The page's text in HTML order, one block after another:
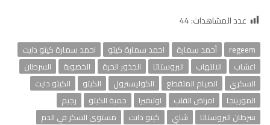
عدد المشاهدات:44
regeem أحمد سمارة احمد سمارة كيتو
احمد سمارة كيتو دايت
اعشاب
الالتهاب البروستاتا الجذور الحرة الخصوبة
السرطان
السكري
الصيام المتقطع الكوليسترول الكيتو
الكيتو دايت
المورينجا
امراض القلب اوليفيرا حمية الكيتو
رجيم
سرطان البروستاتا
شاي كيتو دايت
مستوى السكر في الدم